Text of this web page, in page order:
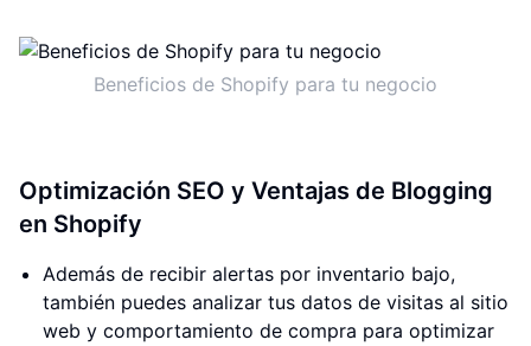
Beneficios de Shopify para tu negocio
Optimización SEO y Ventajas de Blogging
en Shopify
Además de recibir alertas por inventario bajo,
también puedes analizar tus datos de visitas al sitio
web y comportamiento de compra para optimizar